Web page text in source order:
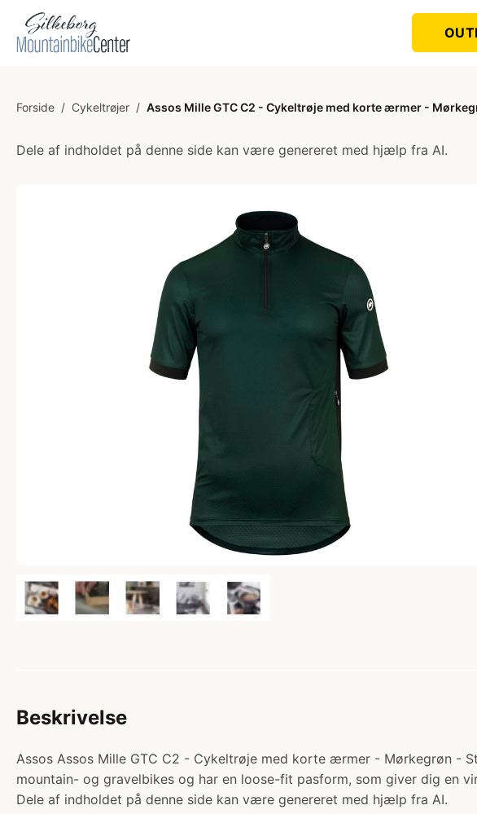
Forside / Cykeltrøjer / Assos Mille GTC C2 - Cykeltrøje med korte ærmer -
Dele af indholdet på denne side kan være genereret med hjælp fra AI.
Beskrivelse
Assos Assos Mille GTC C2 - Cykeltrøje med korte ærmer - Mørkegrøn -
mountain- og gravelbikes og har en loose-fit pasform, som giver dig en
Dele af indholdet på denne side kan være genereret med hjælp fra AI.